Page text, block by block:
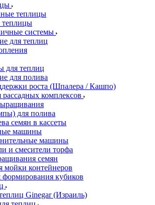
теплицы
теплицы
системы
для теплиц
для теплиц
для полива
роста (Шпалера / Кашпо)
комплексов
для полива
семян в кассеты
машины
машины
и смесители торфа
семян
контейнеров
кубиков
Ginegar (Израиль)